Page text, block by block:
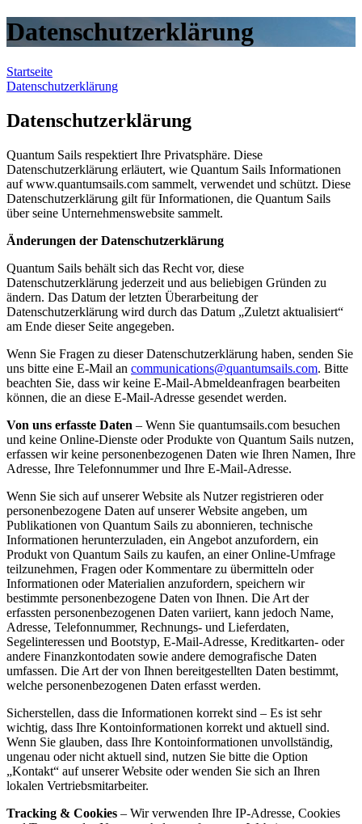
Datenschutzerklärung
Startseite
Datenschutzerklärung
Datenschutzerklärung
Quantum Sails respektiert Ihre Privatsphäre. Diese
Datenschutzerklärung erläutert, wie Quantum Sails Informationen
auf www.quantumsails.com sammelt, verwendet und schützt. Diese
Datenschutzerklärung gilt für Informationen, die Quantum Sails
über seine Unternehmenswebsite sammelt.
Änderungen der Datenschutzerklärung
Quantum Sails behält sich das Recht vor, diese
Datenschutzerklärung jederzeit und aus beliebigen Gründen zu
ändern. Das Datum der letzten Überarbeitung der
Datenschutzerklärung wird durch das Datum „Zuletzt aktualisiert“
am Ende dieser Seite angegeben.
Wenn Sie Fragen zu dieser Datenschutzerklärung haben, senden Sie
uns bitte eine E-Mail an communications@quantumsails.com. Bitte
beachten Sie, dass wir keine E-Mail-Abmeldeanfragen bearbeiten
können, die an diese E-Mail-Adresse gesendet werden.
Von uns erfasste Daten – Wenn Sie quantumsails.com besuchen
und keine Online-Dienste oder Produkte von Quantum Sails nutzen,
erfassen wir keine personenbezogenen Daten wie Ihren Namen, Ihre
Adresse, Ihre Telefonnummer und Ihre E-Mail-Adresse.
Wenn Sie sich auf unserer Website als Nutzer registrieren oder
personenbezogene Daten auf unserer Website angeben, um
Publikationen von Quantum Sails zu abonnieren, technische
Informationen herunterzuladen, ein Angebot anzufordern, ein
Produkt von Quantum Sails zu kaufen, an einer Online-Umfrage
teilzunehmen, Fragen oder Kommentare zu übermitteln oder
Informationen oder Materialien anzufordern, speichern wir
bestimmte personenbezogene Daten von Ihnen. Die Art der
erfassten personenbezogenen Daten variiert, kann jedoch Name,
Adresse, Telefonnummer, Rechnungs- und Lieferdaten,
Segelinteressen und Bootstyp, E-Mail-Adresse, Kreditkarten- oder
andere Finanzkontodaten sowie andere demografische Daten
umfassen. Die Art der von Ihnen bereitgestellten Daten bestimmt,
welche personenbezogenen Daten erfasst werden.
Sicherstellen, dass die Informationen korrekt sind – Es ist sehr
wichtig, dass Ihre Kontoinformationen korrekt und aktuell sind.
Wenn Sie glauben, dass Ihre Kontoinformationen unvollständig,
ungenau oder nicht aktuell sind, nutzen Sie bitte die Option
„Kontakt“ auf unserer Website oder wenden Sie sich an Ihren
lokalen Vertriebsmitarbeiter.
Tracking & Cookies – Wir verwenden Ihre IP-Adresse, Cookies